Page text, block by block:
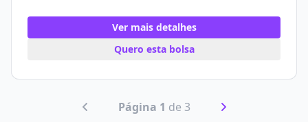
Ver mais detalhes
Quero esta bolsa
Página 1 de 3